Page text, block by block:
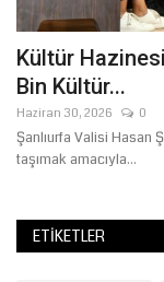
Kültür
Bin Kültür...
Haziran 30, 2026 0
Şanlıurfa Valisi Hasan
taşımak amacıyla...
ETIKETLER